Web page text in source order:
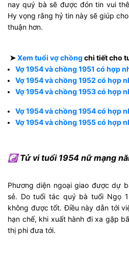
nay quý bà sẽ được đón tin vui
Hy vọng rằng hỷ tin này sẽ giúp
thuận hơn.
➤Xem tuổi vợ chồng chi tiết cho
Vợ 1954 và chồng 1951 có hợp
Vợ 1954 và chồng 1952 có hợp
Vợ 1954 và chồng 1953 có hợp
Vợ 1954 và chồng 1954 có hợp
Vợ 1954 và chồng 1955 có hợp
☯ Tử vi tuổi 1954 nữ mạng
Phương diện ngoại giao được dự
sẻ. Do tuổi tác quý bà tuổi Ngọ
không được tốt. Điều này dẫn tới
hạn chế, khi xuất hành đi xa gặp
thị phi đưa tới.